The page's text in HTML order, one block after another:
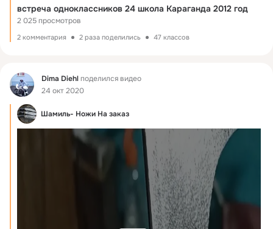
встреча одноклассников 24 школа Караганда 2012 год
2 025 просмотров
2 комментария 2 раза поделились 47 классов
Фид Dima Diehlподелился видео
24 окт 2020
Шамиль- Ножи На заказ